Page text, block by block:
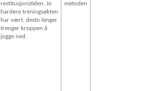
restitusjonstiden. Jo
hardere treningsøkten
har vært, desto lenger
trenger kroppen å
jogge ned.
metoden